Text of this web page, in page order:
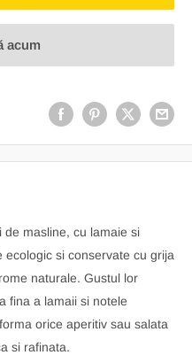
acum
de masline, cu lamaie si
si conservate cu grija
naturale. Gustul lor
fina a lamaii si notele
orice aperitiv sau salata
si rafinata.